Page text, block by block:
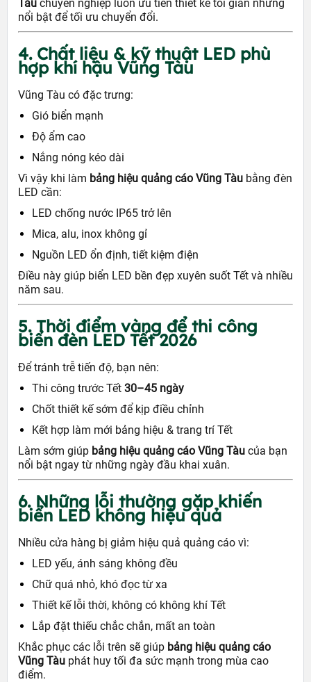
Tàu chuyên nghiệp luôn ưu tiên thiết kế tối giản nhưng
nổi bật để tối ưu chuyển đổi.
4. Chất liệu & kỹ thuật LED phù
hợp khí hậu Vũng Tàu
Vũng Tàu có đặc trưng:
Gió biển mạnh
Độ ẩm cao
Nắng nóng kéo dài
Vì vậy khi làm bảng hiệu quảng cáo Vũng Tàu bằng đèn
LED cần:
LED chống nước IP65 trở lên
Mica, alu, inox không gỉ
Nguồn LED ổn định, tiết kiệm điện
Điều này giúp biển LED bền đẹp xuyên suốt Tết và nhiều
năm sau.
5. Thời điểm vàng để thi công
biển đèn LED Tết 2026
Để tránh trễ tiến độ, bạn nên:
Thi công trước Tết 30–45 ngày
Chốt thiết kế sớm để kịp điều chỉnh
Kết hợp làm mới bảng hiệu & trang trí Tết
Làm sớm giúp bảng hiệu quảng cáo Vũng Tàu của bạn
nổi bật ngay từ những ngày đầu khai xuân.
6. Những lỗi thường gặp khiến
biển LED không hiệu quả
Nhiều cửa hàng bị giảm hiệu quả quảng cáo vì:
LED yếu, ánh sáng không đều
Chữ quá nhỏ, khó đọc từ xa
Thiết kế lỗi thời, không có không khí Tết
Lắp đặt thiếu chắc chắn, mất an toàn
Khắc phục các lỗi trên sẽ giúp bảng hiệu quảng cáo
Vũng Tàu phát huy tối đa sức mạnh trong mùa cao
điểm.